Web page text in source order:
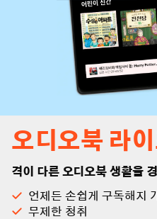
오디오북 라
격이 다른 오디오북 생활을
언제든 손쉽게 구독해지
무제한 청취